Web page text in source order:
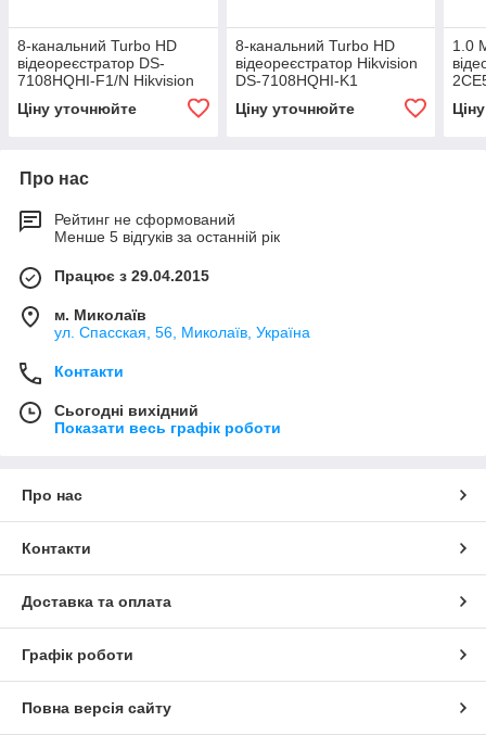
8-канальний Turbo HD
відеореєстратор DS-
7108HQHI-F1/N Hikvision
Ціну уточнюйте
8-канальний Turbo HD
відеореєстратор Hikvision
DS-7108HQHI-K1
Ціну уточнюйте
1.0
Про нас
Рейтинг не сформований
Менше 5 відгуків за останній рік
Працює з 29.04.2015
м. Миколаїв
ул. Спасская, 56, Миколаїв, Україна
Контакти
Сьогодні вихідний
Показати весь графік роботи
Про нас
Контакти
Доставка та оплата
Графік роботи
Повна версія сайту